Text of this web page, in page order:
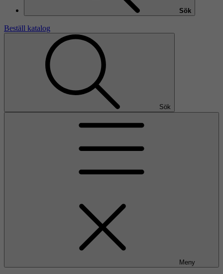
Sök
Beställ katalog
Sök
Meny